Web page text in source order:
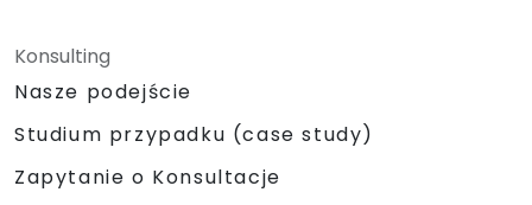
Konsulting
Nasze podejście
Studium przypadku (case study)
Zapytanie o Konsultacje